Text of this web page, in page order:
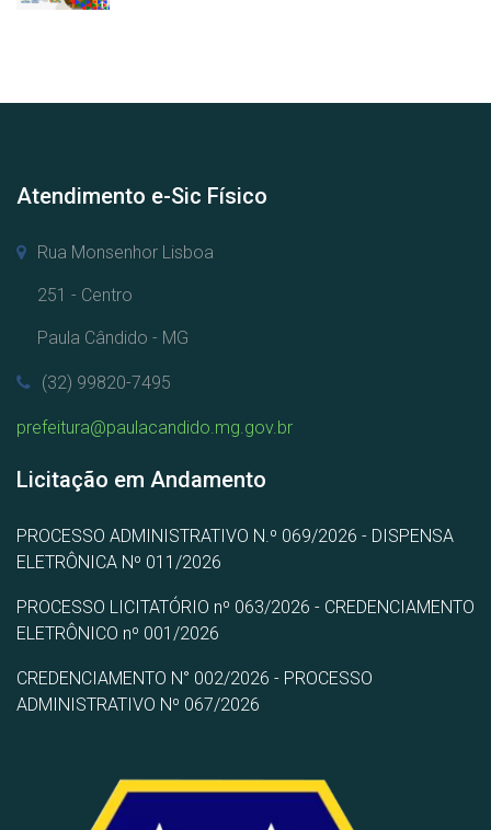
Atendimento e-Sic Físico
Rua Monsenhor Lisboa
251 - Centro
Paula Cândido - MG
(32) 99820-7495
prefeitura@paulacandido.mg.gov.br
Licitação em Andamento
PROCESSO ADMINISTRATIVO N.º 069/2026 - DISPENSA
ELETRÔNICA Nº 011/2026
PROCESSO LICITATÓRIO nº 063/2026 - CREDENCIAMENTO
ELETRÔNICO nº 001/2026
CREDENCIAMENTO N° 002/2026 - PROCESSO
ADMINISTRATIVO Nº 067/2026